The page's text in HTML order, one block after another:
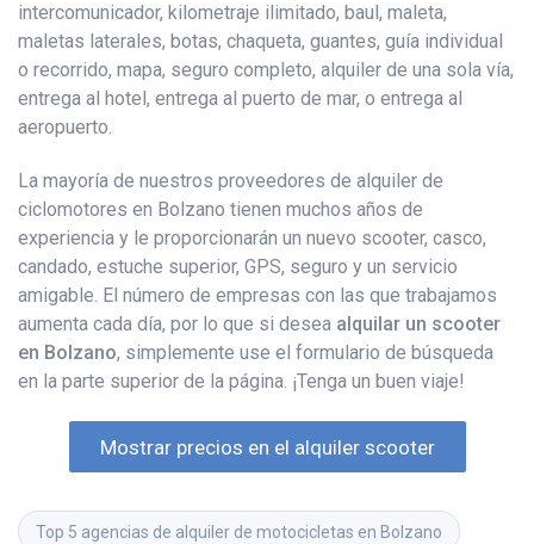
intercomunicador, kilometraje ilimitado, baul, maleta,
maletas laterales, botas, chaqueta, guantes, guía individual
o recorrido, mapa, seguro completo, alquiler de una sola vía,
entrega al hotel, entrega al puerto de mar, o entrega al
aeropuerto.
La mayoría de nuestros proveedores de alquiler de
ciclomotores en Bolzano tienen muchos años de
experiencia y le proporcionarán un nuevo scooter, casco,
candado, estuche superior, GPS, seguro y un servicio
amigable. El número de empresas con las que trabajamos
aumenta cada día, por lo que si desea alquilar un scooter
en Bolzano, simplemente use el formulario de búsqueda
en la parte superior de la página. ¡Tenga un buen viaje!
Mostrar precios en el alquiler scooter
Top 5 agencias de alquiler de motocicletas en Bolzano